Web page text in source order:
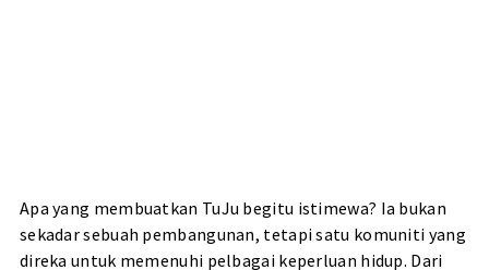
Apa yang membuatkan TuJu begitu istimewa? Ia bukan
sekadar sebuah pembangunan, tetapi satu komuniti yang
direka untuk memenuhi pelbagai keperluan hidup. Dari